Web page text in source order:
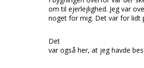
om til ejerlejlighed. Jeg var
noget for mig. Det var for lidt
Det
var også her, at jeg havde